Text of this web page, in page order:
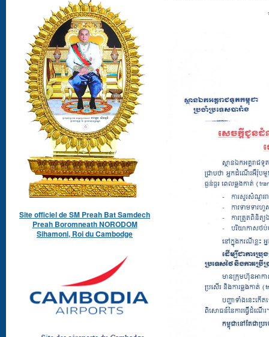
Site officiel de SM Preah Bat Samdech
Preah Boromneath NORODOM
Sihamoni, Roi du Cambodge